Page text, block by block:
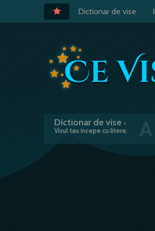
Dictionar de vise
Dictionar de vise •
Visul tau incepe cu litera:
A